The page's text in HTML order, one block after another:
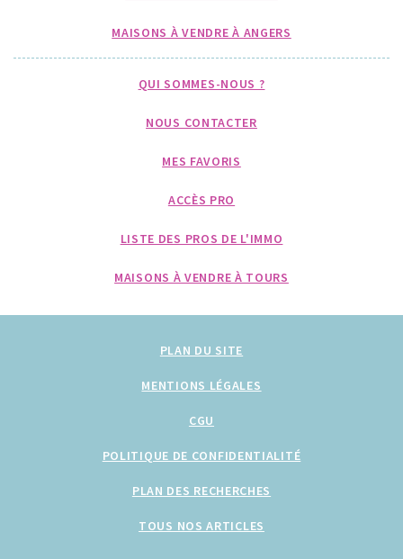
MAISONS À VENDRE À ANGERS
QUI SOMMES-NOUS ?
NOUS CONTACTER
MES FAVORIS
ACCÈS PRO
LISTE DES PROS DE L'IMMO
MAISONS À VENDRE À TOURS
PLAN DU SITE
MENTIONS LÉGALES
CGU
POLITIQUE DE CONFIDENTIALITÉ
PLAN DES RECHERCHES
TOUS NOS ARTICLES